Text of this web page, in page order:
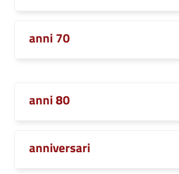
anni 70
anni 80
anniversari